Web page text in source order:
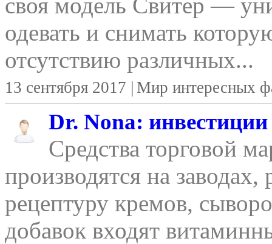
одевать и снимать
отсутствию различных...
13 сентября 2017 | Мир интересных
Dr. Nona:
Средства торговой
производятся на
рецептуру кремов,
добавок входят